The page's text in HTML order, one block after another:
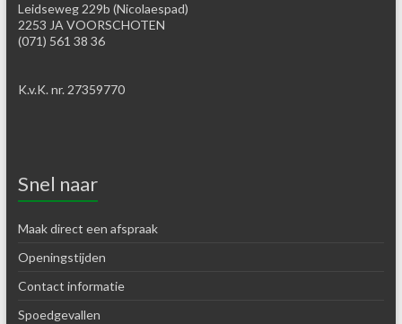
Leidseweg 229b (Nicolaespad)
2253 JA VOORSCHOTEN
(071) 561 38 36
K.v.K. nr. 27359770
Snel naar
Maak direct een afspraak
Openingstijden
Contact informatie
Spoedgevallen